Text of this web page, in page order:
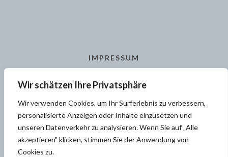
Wir schätzen Ihre Privatsphäre
Wir verwenden Cookies, um Ihr Surferlebnis zu verbessern,
personalisierte Anzeigen oder Inhalte einzusetzen und
unseren Datenverkehr zu analysieren. Wenn Sie auf „Alle
akzeptieren" klicken, stimmen Sie der Anwendung von
Cookies zu.
IMPRESSUM
KONTAKT